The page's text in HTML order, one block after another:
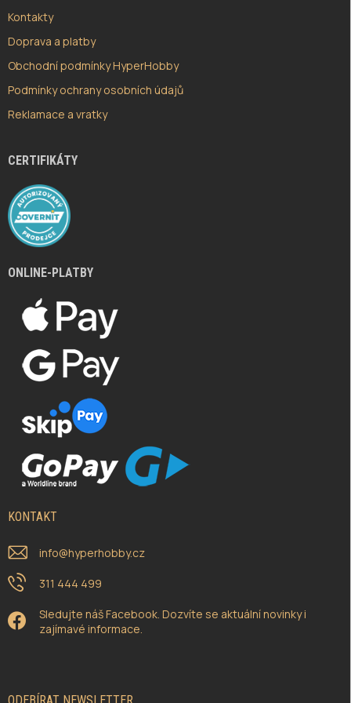
Kontakty
Doprava a platby
Obchodní podmínky HyperHobby
Podmínky ochrany osobních údajů
Reklamace a vratky
CERTIFIKÁTY
ONLINE-PLATBY
KONTAKT
info@hyperhobby.cz
311 444 499
Sledujte náš Facebook. Dozvíte se aktuální novinky i
zajímavé informace.